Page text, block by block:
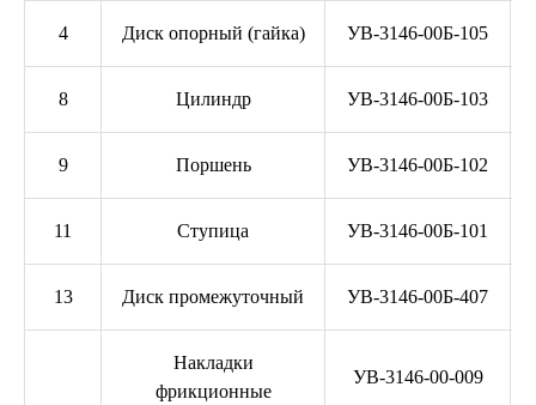
4 Диск опорный (гайка) УВ-3146-00Б-105
8 Цилиндр УВ-3146-00Б-103
9 Поршень УВ-3146-00Б-102
11 Ступица УВ-3146-00Б-101
13 Диск промежуточный УВ-3146-00Б-407
Накладки
фрикционные
УВ-3146-00-009